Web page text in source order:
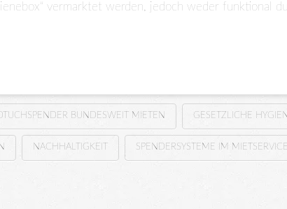
vermarktet werden, jedoch weder funktional
BUNDESWEIT MIETEN GESETZLICHE
NACHHALTIGKEIT SPENDERSYSTEME IM MIETSERVICE